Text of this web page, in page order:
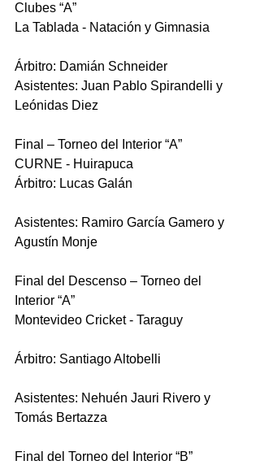
Clubes “A”
La Tablada - Natación y Gimnasia
Árbitro: Damián Schneider
Asistentes: Juan Pablo Spirandelli y
Leónidas Diez
Final – Torneo del Interior “A”
CURNE - Huirapuca
Árbitro: Lucas Galán
Asistentes: Ramiro García Gamero y
Agustín Monje
Final del Descenso – Torneo del
Interior “A”
Montevideo Cricket - Taraguy
Árbitro: Santiago Altobelli
Asistentes: Nehuén Jauri Rivero y
Tomás Bertazza
Final del Torneo del Interior “B”